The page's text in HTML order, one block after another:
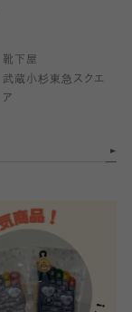
靴下屋
武蔵小杉東急スクエ
ア